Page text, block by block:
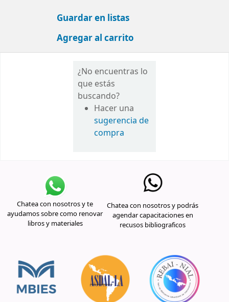
Guardar en listas
Agregar al carrito
¿No encuentras lo
que estás
buscando?
Hacer una
sugerencia de
compra
Chatea con nosotros y te
ayudamos sobre como renovar
libros y materiales
Chatea con nosotros y podrás
agendar capacitaciones en
recusos bibliograficos